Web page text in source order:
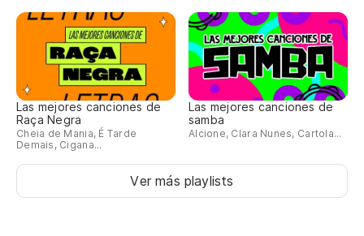
Las mejores canciones de
Raça Negra
Cheia de Mania, É Tarde
Demais, Cigana...
Las mejores canciones de
samba
Alcione, Clara Nunes, Cartola...
Ver más playlists